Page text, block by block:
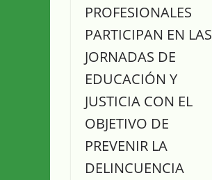
PROFESIONALES
PARTICIPAN EN LAS
JORNADAS DE
EDUCACIÓN Y
JUSTICIA CON EL
OBJETIVO DE
PREVENIR LA
DELINCUENCIA